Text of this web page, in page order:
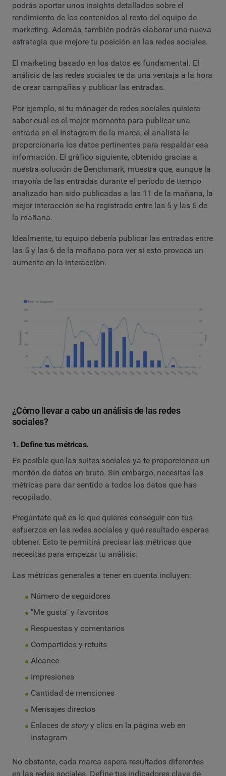
podrás aportar unos insights detallados sobre el
rendimiento de los contenidos al resto del equipo de
marketing. Además, también podrás elaborar una nueva
estrategia que mejore tu posición en las redes sociales.
El marketing basado en los datos es fundamental. El
análisis de las redes sociales te da una ventaja a la hora
de crear campañas y publicar las entradas.
Por ejemplo, si tu mánager de redes sociales quisiera
saber cuál es el mejor momento para publicar una
entrada en el Instagram de la marca, el analista le
proporcionaría los datos pertinentes para respaldar esa
información. El gráfico siguiente, obtenido gracias a
nuestra solución de Benchmark, muestra que, aunque la
mayoría de las entradas durante el período de tiempo
analizado han sido publicadas a las 11 de la mañana, la
mejor interacción se ha registrado entre las 5 y las 6 de
la mañana.
Idealmente, tu equipo debería publicar las entradas entre
las 5 y las 6 de la mañana para ver si esto provoca un
aumento en la interacción.
¿Cómo llevar a cabo un análisis de las redes
sociales?
1. Define tus métricas.
Es posible que las suites sociales ya te proporcionen un
montón de datos en bruto. Sin embargo, necesitas las
métricas para dar sentido a todos los datos que has
recopilado.
Pregúntate qué es lo que quieres conseguir con tus
esfuerzos en las redes sociales y qué resultado esperas
obtener. Esto te permitirá precisar las métricas que
necesitas para empezar tu análisis.
Las métricas generales a tener en cuenta incluyen:
Número de seguidores
"Me gusta" y favoritos
Respuestas y comentarios
Compartidos y retuits
Alcance
Impresiones
Cantidad de menciones
Mensajes directos
Enlaces de storyy clics en la página web en
Instagram
No obstante, cada marca espera resultados diferentes
en las redes sociales. Define tus indicadores clave de